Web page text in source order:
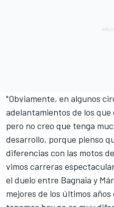
"Obviamente, en algunos
adelantamientos de los
pero no creo que tenga
desarrollo, porque pienso
diferencias con las motos
vimos carreras
el duelo entre Bagnaia y
mejores de los últimos años